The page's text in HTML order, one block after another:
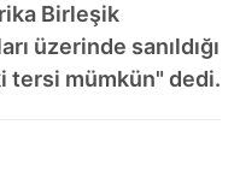
Birleşik
üzerinde sanıldığı
tersi mümkün" dedi.